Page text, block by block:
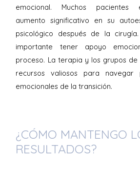
emocional. Muchos pacientes
aumento significativo en su
psicológico después de la
importante tener apoyo
proceso. La terapia y los grupos
recursos valiosos para navegar
emocionales de la transición.
¿CÓMO MANTENGO
RESULTADOS?